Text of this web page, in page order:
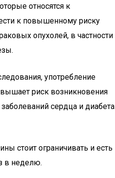
относятся к
к повышенному риску
опухолей, в частности
употребление
риск возникновения
сердца и диабета
стоит ограничивать и есть
в неделю.